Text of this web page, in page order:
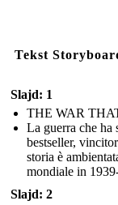
Tekst
Slajd: 1
THE WAR
La guerra che
bestseller,
storia è
mondiale in
Slajd: 2